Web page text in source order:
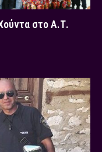
στο Α.Τ.